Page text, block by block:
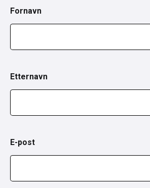
Fornavn
Etternavn
E-post